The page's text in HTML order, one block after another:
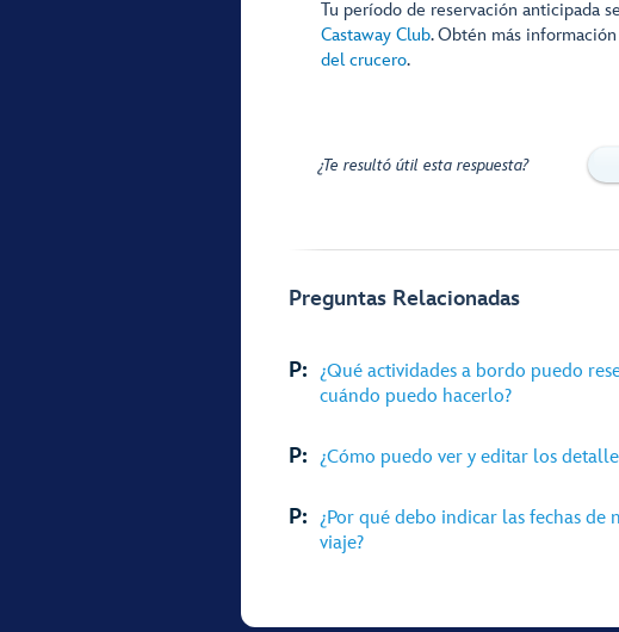
Tu período de reservación anticipada
Castaway Club. Obtén más
del crucero.
¿Te resultó útil esta respuesta?
Preguntas Relacionadas
P: ¿Qué actividades a bordo puedo
cuándo puedo hacerlo?
P: ¿Cómo puedo ver y editar los
P: ¿Por qué debo indicar las fechas
viaje?